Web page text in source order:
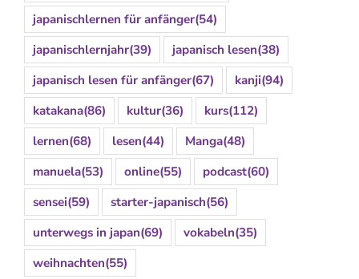
japanischlernen für anfänger(54)
japanischlernjahr(39) japanisch lesen(38)
japanisch lesen für anfänger(67) kanji(94)
katakana(86) kultur(36) kurs(112)
lernen(68) lesen(44) Manga(48)
manuela(53) online(55) podcast(60)
sensei(59) starter-japanisch(56)
unterwegs in japan(69) vokabeln(35)
weihnachten(55)